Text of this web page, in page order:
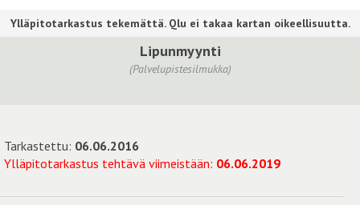
Lipunmyynti
(Palvelupistesilmukka)
Tarkastettu: 06.06.2016
Ylläpitotarkastus tehtävä viimeistään: 06.06.2019